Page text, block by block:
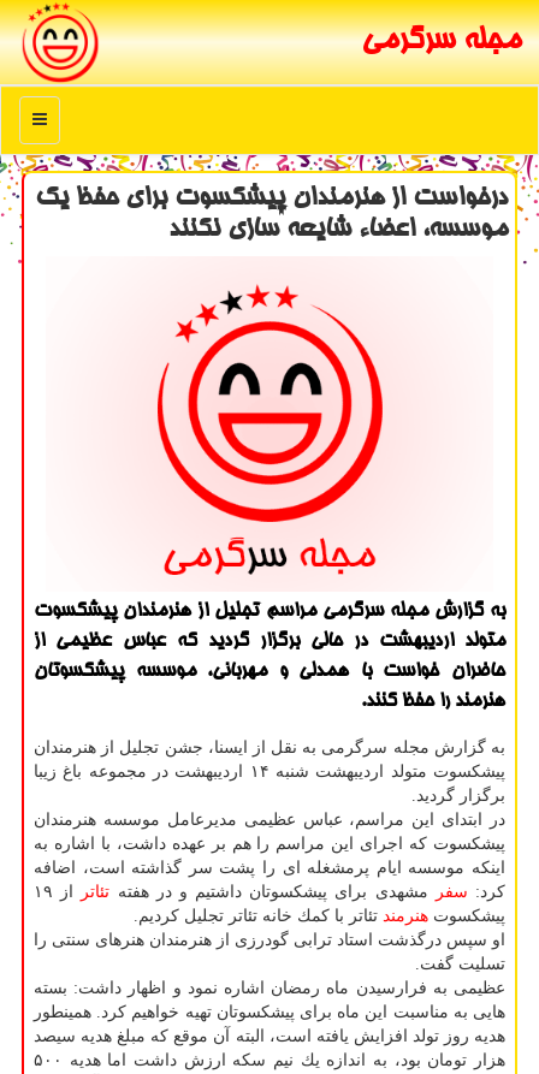
مجله سرگرمی
منو
درخواست از هنرمندان پیشكسوت برای حفظ یك
موسسه، اعضاء شایعه سازی نكنند
به گزارش مجله سرگرمی مراسم تجلیل از هنرمندان پیشكسوت
متولد اردیبهشت در حالی برگزار گردید كه عباس عظیمی از
حاضران خواست با همدلی و مهربانی، موسسه پیشكسوتان
هنرمند را حفظ كنند.
به گزارش مجله سرگرمی به نقل از ایسنا، جشن تجلیل از هنرمندان
پیشكسوت متولد اردیبهشت شنبه ۱۴ اردیبهشت در مجموعه باغ زیبا
برگزار گردید.
در ابتدای این مراسم، عباس عظیمی مدیرعامل موسسه هنرمندان
پیشكسوت كه اجرای این مراسم را هم بر عهده داشت، با اشاره به
اینكه موسسه ایام پرمشغله ای را پشت سر گذاشته است، اضافه
كرد: سفر مشهدی برای پیشكسوتان داشتیم و در هفته تئاتر
از ۱۹
پیشكسوت هنرمند تئاتر با كمك خانه تئاتر تجلیل كردیم.
او سپس درگذشت استاد ترابی گودرزی از هنرمندان هنرهای سنتی را
تسلیت گفت.
عظیمی به فرارسیدن ماه رمضان اشاره نمود و اظهار داشت: بسته
هایی به مناسبت این ماه برای پیشكسوتان تهیه خواهیم كرد. همینطور
هدیه روز تولد افزایش یافته است، البته آن موقع كه مبلغ هدیه سیصد
هزار تومان بود، به اندازه یك نیم سكه ارزش داشت اما هدیه ۵۰۰